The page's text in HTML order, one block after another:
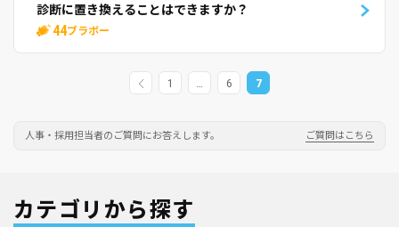
診断に置き換えることはできますか？
44ブラボー
1 6 7
人事・採用担当者のご質問にお答えします。 ご質問はこちら
カテゴリから探す